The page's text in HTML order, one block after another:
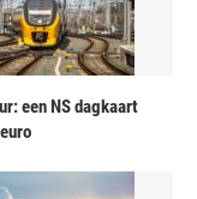
een NS dagkaart